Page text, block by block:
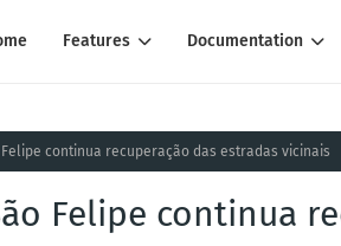
Features Documentation
continua recuperação das estradas vicinais
Felipe continua